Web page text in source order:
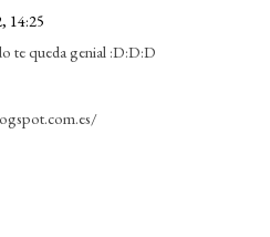
14:25
te queda genial :D:D:D